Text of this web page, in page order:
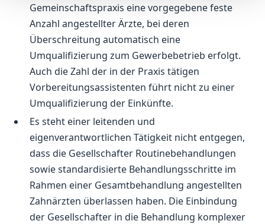
Gemeinschaftspraxis eine vorgegebene feste
Anzahl angestellter Ärzte, bei deren
Überschreitung automatisch eine
Umqualifizierung zum Gewerbebetrieb erfolgt.
Auch die Zahl der in der Praxis tätigen
Vorbereitungsassistenten führt nicht zu einer
Umqualifizierung der Einkünfte.
Es steht einer leitenden und
eigenverantwortlichen Tätigkeit nicht entgegen,
dass die Gesellschafter Routinebehandlungen
sowie standardisierte Behandlungsschritte im
Rahmen einer Gesamtbehandlung angestellten
Zahnärzten überlassen haben. Die Einbindung
der Gesellschafter in die Behandlung komplexer